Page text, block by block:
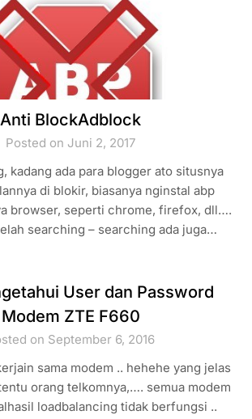
Anti BlockAdblock
Posted on Juni 2, 2017
kadang ada para blogger ato situsnya
di blokir, biasanya nginstal abp
browser, seperti chrome, firefox, dll….
searching – searching ada juga…
User dan Password
Modem ZTE F660
on September 6, 2016
sama modem .. hehehe yang jelas
orang telkomnya,…. semua modem
loadbalancing tidak berfungsi ..